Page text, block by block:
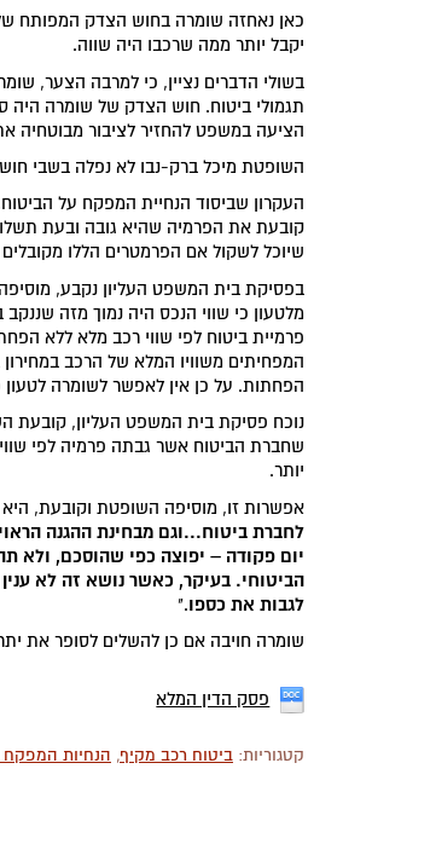
כאן נאחזה שומרה בחוש הצדק המפותח
יקבל יותר ממה שרכבו היה שווה.
בשולי הדברים נציין, כי למרבה הצער,
תגמולי ביטוח. חוש הצדק של שומרה היה
הציעה במשפט להחזיר לציבור מבוטחיה
השופטת מיכל ברק-נבו לא נפלה בשבי
העקרון שביסוד הנחיית המפקח על
קובעת את הפרמיה שהיא גובה ובעת
שיוכל לשקול אם הפרמטרים הללו
בפסיקת בית המשפט העליון נקבע,
מלטעון כי שווי הנכס היה נמוך מזה
פרמיית ביטוח לפי שווי רכב מלא ללא
המפחיתים משוויו המלא של הרכב
הפחתות. על כן אין לאפשר לשומרה לטעון
נוכח פסיקת בית המשפט העליון, קובעת
שחברת הביטוח אשר גבתה פרמיה לפי
יותר.
אפשרות זו, מוסיפה השופטת וקובעת,
לחברת ביטוח...וגם מבחינת ההגנה
יום פקודה – יפוצה כפי שהוסכם, ולא
הביטוחי. בעיקר, כאשר נושא זה לא
לגבות את כספו."
שומרה חויבה אם כן להשלים לסופר את
פסק הדין המלא
קטגוריות: ביטוח רכב מקיף, הנחיות המפקח